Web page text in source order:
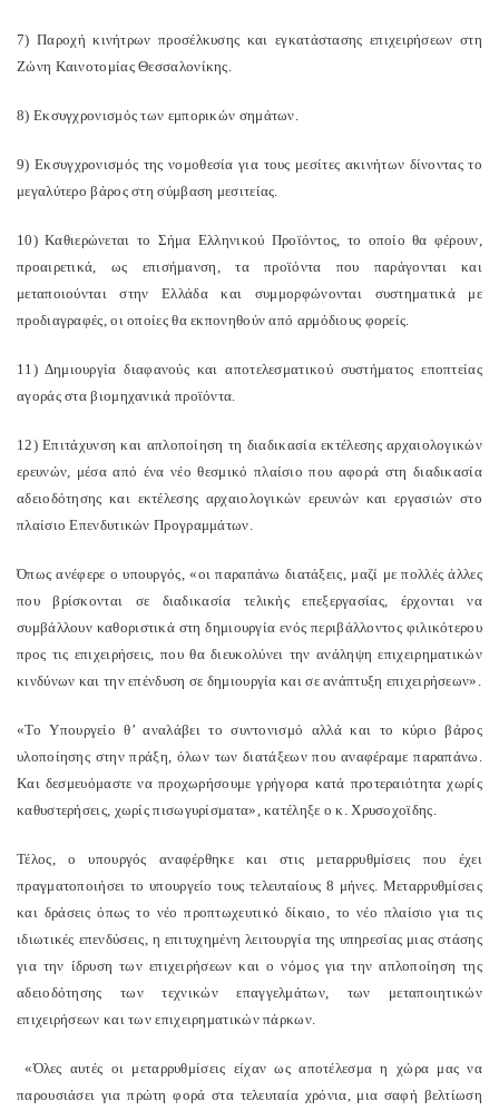
7) Παροχή κινήτρων προσέλκυσης και εγκατάστασης επιχειρήσεων στη
Ζώνη Καινοτομίας Θεσσαλονίκης.
8) Εκσυγχρονισμός των εμπορικών σημάτων.
9) Εκσυγχρονισμός της νομοθεσία για τους μεσίτες ακινήτων δίνοντας το
μεγαλύτερο βάρος στη σύμβαση μεσιτείας.
10) Καθιερώνεται το Σήμα Ελληνικού Προϊόντος, το οποίο θα φέρουν,
προαιρετικά, ως επισήμανση, τα προϊόντα που παράγονται και
μεταποιούνται στην Ελλάδα και συμμορφώνονται συστηματικά με
προδιαγραφές, οι οποίες θα εκπονηθούν από αρμόδιους φορείς.
11) Δημιουργία διαφανούς και αποτελεσματικού συστήματος εποπτείας
αγοράς στα βιομηχανικά προϊόντα.
12) Επιτάχυνση και απλοποίηση τη διαδικασία εκτέλεσης αρχαιολογικών
ερευνών, μέσα από ένα νέο θεσμικό πλαίσιο που αφορά στη διαδικασία
αδειοδότησης και εκτέλεσης αρχαιολογικών ερευνών και εργασιών στο
πλαίσιο Επενδυτικών Προγραμμάτων.
Όπως ανέφερε ο υπουργός, «οι παραπάνω διατάξεις, μαζί με πολλές άλλες
που βρίσκονται σε διαδικασία τελικής επεξεργασίας, έρχονται να
συμβάλλουν καθοριστικά στη δημιουργία ενός περιβάλλοντος φιλικότερου
προς τις επιχειρήσεις, που θα διευκολύνει την ανάληψη επιχειρηματικών
κινδύνων και την επένδυση σε δημιουργία και σε ανάπτυξη επιχειρήσεων».
«Το Υπουργείο θ’ αναλάβει το συντονισμό αλλά και το κύριο βάρος
υλοποίησης στην πράξη, όλων των διατάξεων που αναφέραμε παραπάνω.
Και δεσμευόμαστε να προχωρήσουμε γρήγορα κατά προτεραιότητα χωρίς
καθυστερήσεις, χωρίς πισωγυρίσματα», κατέληξε ο κ. Χρυσοχοϊδης.
Τέλος, ο υπουργός αναφέρθηκε και στις μεταρρυθμίσεις που έχει
πραγματοποιήσει το υπουργείο τους τελευταίους 8 μήνες. Μεταρρυθμίσεις
και δράσεις όπως το νέο προπτωχευτικό δίκαιο, το νέο πλαίσιο για τις
ιδιωτικές επενδύσεις, η επιτυχημένη λειτουργία της υπηρεσίας μιας στάσης
για την ίδρυση των επιχειρήσεων και ο νόμος για την απλοποίηση της
αδειοδότησης των τεχνικών επαγγελμάτων, των μεταποιητικών
επιχειρήσεων και των επιχειρηματικών πάρκων.
«Όλες αυτές οι μεταρρυθμίσεις είχαν ως αποτέλεσμα η χώρα μας να
παρουσιάσει για πρώτη φορά στα τελευταία χρόνια, μια σαφή βελτίωση